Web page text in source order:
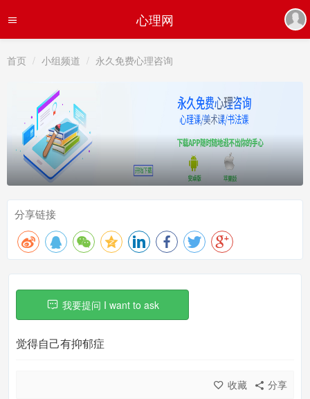
心理网
首页 小组频道 永久免费心理咨询
分享链接
我要提问 I want to ask
觉得自己有抑郁症
分享
收藏